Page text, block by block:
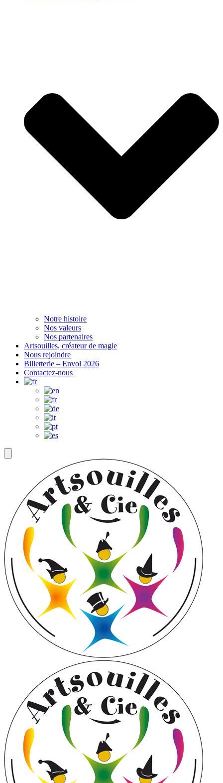
Notre histoire
Nos valeurs
Nos partenaires
Artsouilles, créateur de magie
Nous rejoindre
Billetterie – Envol 2026
Contactez-nous